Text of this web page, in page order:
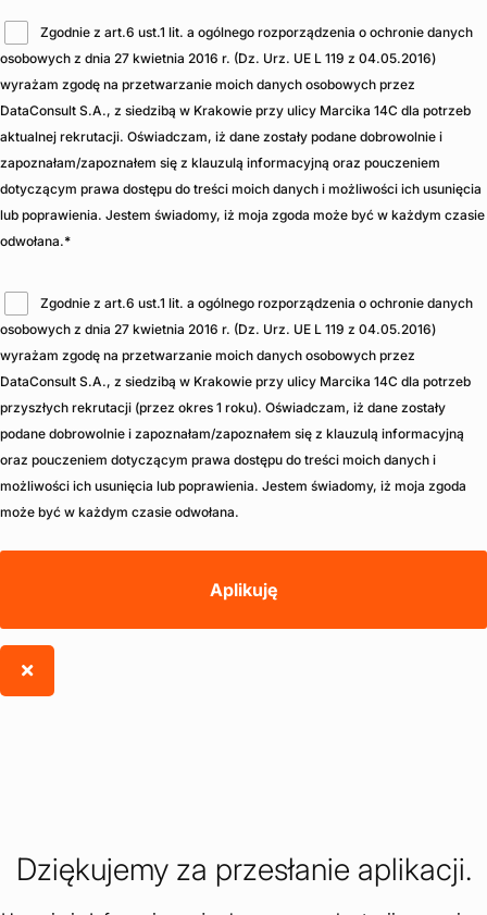
Zgodnie z art.6 ust.1 lit. a ogólnego rozporządzenia o ochronie danych
osobowych z dnia 27 kwietnia 2016 r. (Dz. Urz. UE L 119 z 04.05.2016)
wyrażam zgodę na przetwarzanie moich danych osobowych przez
DataConsult S.A., z siedzibą w Krakowie przy ulicy Marcika 14C dla potrzeb
aktualnej rekrutacji. Oświadczam, iż dane zostały podane dobrowolnie i
zapoznałam/zapoznałem się z klauzulą informacyjną oraz pouczeniem
dotyczącym prawa dostępu do treści moich danych i możliwości ich usunięcia
lub poprawienia. Jestem świadomy, iż moja zgoda może być w każdym czasie
odwołana.*
Zgodnie z art.6 ust.1 lit. a ogólnego rozporządzenia o ochronie danych
osobowych z dnia 27 kwietnia 2016 r. (Dz. Urz. UE L 119 z 04.05.2016)
wyrażam zgodę na przetwarzanie moich danych osobowych przez
DataConsult S.A., z siedzibą w Krakowie przy ulicy Marcika 14C dla potrzeb
przyszłych rekrutacji (przez okres 1 roku). Oświadczam, iż dane zostały
podane dobrowolnie i zapoznałam/zapoznałem się z klauzulą informacyjną
oraz pouczeniem dotyczącym prawa dostępu do treści moich danych i
możliwości ich usunięcia lub poprawienia. Jestem świadomy, iż moja zgoda
może być w każdym czasie odwołana.
Dziękujemy za przesłanie aplikacji.